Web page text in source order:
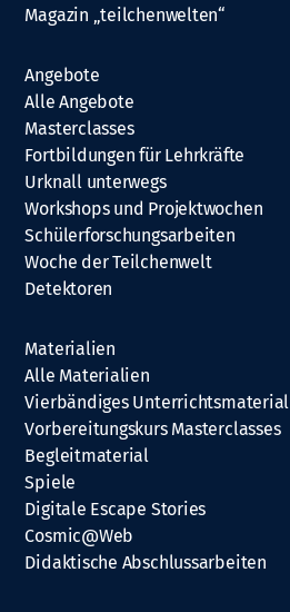
Magazin „teilchenwelten“
Angebote
Alle Angebote
Masterclasses
Fortbildungen für Lehrkräfte
Urknall unterwegs
Workshops und Projektwochen
Schülerforschungsarbeiten
Woche der Teilchenwelt
Detektoren
Materialien
Alle Materialien
Vierbändiges Unterrichtsmaterial
Vorbereitungskurs Masterclasses
Begleitmaterial
Spiele
Digitale Escape Stories
Cosmic@Web
Didaktische Abschlussarbeiten